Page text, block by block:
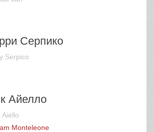
Серпико
Serpico
Айелло
Aiello
Monteleone